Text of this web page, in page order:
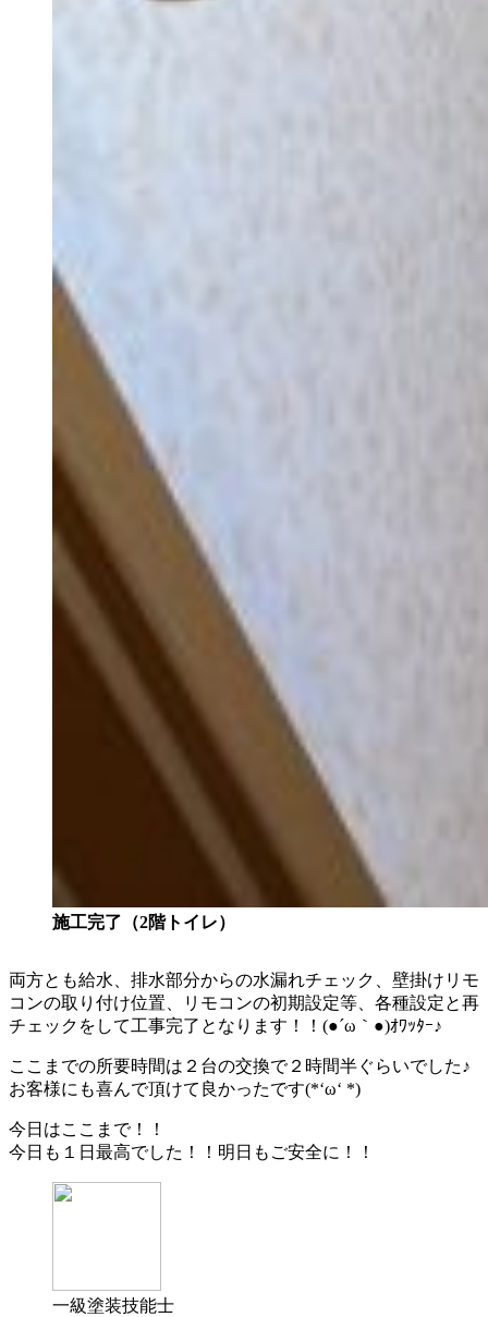
施工完了（2階トイレ）
両方とも給水、排水部分からの水漏れチェック、壁掛けリモ
コンの取り付け位置、リモコンの初期設定等、各種設定と再
チェックをして工事完了となります！！(●´ω｀●)ｵﾜｯﾀｰ♪
ここまでの所要時間は２台の交換で２時間半ぐらいでした♪
お客様にも喜んで頂けて良かったです(*‘ω‘ *)
今日はここまで！！
今日も１日最高でした！！明日もご安全に！！
一級塗装技能士